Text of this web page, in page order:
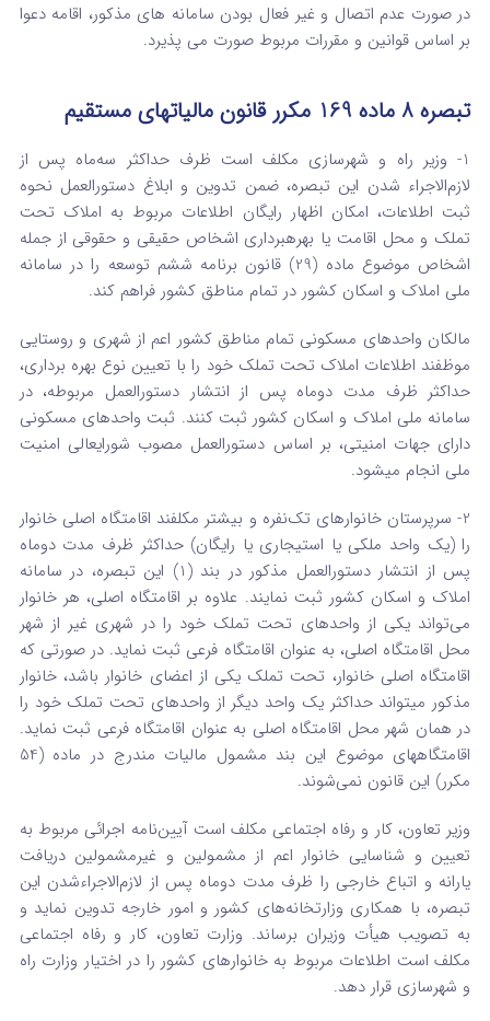
در صورت عدم اتصال و غیر فعال بودن سامانه های مذکور، اقامه دعوا
بر اساس قوانین و مقررات مربوط صورت می پذیرد.
تبصره 8 ماده 169 مکرر قانون مالیاتهای مستقیم
1- وزیر راه‌ و‌ شهرسازی مکلف است ظرف حداکثر سه‌ماه پس از
لازم‌الاجراء شدن این تبصره، ضمن تدوین و ابلاغ دستورالعمل نحوه
ثبت اطلاعات، امکان اظهار رایگان اطلاعات مربوط به املاک تحت
تملک و محل اقامت یا بهره‏برداری اشخاص حقیقی و حقوقی از جمله
اشخاص موضوع ماده (29) قانون برنامه ششم توسعه را در سامانه
ملی املاک و اسکان کشور در تمام مناطق کشور فراهم کند.
مالکان واحدهای مسکونی تمام مناطق کشور اعم از شهری و روستایی
موظفند اطلاعات املاک تحت تملک خود را با تعیین نوع بهره برداری،
حداکثر ظرف مدت دوماه پس از انتشار دستورالعمل مربوطه، در
سامانه ملی املاک و اسکان کشور ثبت کنند. ثبت واحدهای مسکونی
دارای جهات امنیتی، بر اساس دستورالعمل مصوب شورای­عالی امنیت
ملی انجام می­شود.
2- سرپرستان خانوارهای تک‌نفره و بیشتر مکلفند اقامتگاه اصلی خانوار
را (یک واحد ملکی یا استیجاری یا رایگان)‌ حداکثر ظرف مدت دوماه
پس از انتشار دستورالعمل مذکور در بند (1) این تبصره، در سامانه
املاک و اسکان کشور ثبت نمایند. علاوه بر اقامتگاه اصلی، هر خانوار
می‌تواند یکی از واحدهای تحت تملک خود را در شهری غیر از شهر
محل اقامتگاه اصلی، به عنوان اقامتگاه فرعی ثبت نماید. در صورتی که
اقامتگاه اصلی خانوار، تحت تملک یکی از اعضای خانوار باشد، خانوار
مذکور می­تواند حداکثر یک واحد دیگر از واحدهای تحت تملک خود را
در همان شهر محل اقامتگاه اصلی به عنوان اقامتگاه فرعی ثبت نماید.
اقامتگا‌ههای موضوع این بند مشمول مالیات مندرج در ماده (54
مکرر) این قانون نمی‌شوند.
وزیر تعاون، کار و رفاه اجتماعی مکلف است آیین‌نامه اجرائی مربوط به
تعیین و شناسایی خانوار اعم از مشمولین و غیرمشمولین دریافت
یارانه و اتباع خارجی را ظرف مدت دو­ماه پس از لازم‌الاجراءشدن این
تبصره، با همکاری وزارتخانه‌های کشور و امور خارجه تدوین نماید و
به تصویب هیأت وزیران برساند. وزارت تعاون، کار و رفاه اجتماعی
مکلف است اطلاعات مربوط به خانوارهای کشور را در اختیار وزارت راه
و شهرسازی قرار دهد.